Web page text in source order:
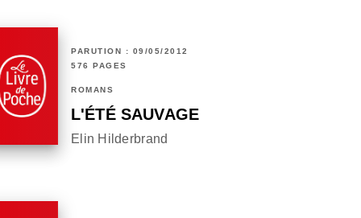
PARUTION : 09/05/2012
576 PAGES
ROMANS
L'ÉTÉ SAUVAGE
Elin Hilderbrand